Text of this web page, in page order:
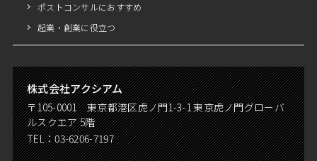
ポストコンサルにおすすめ
起業・創業に役立つ
株式会社アクシアム
〒105-0001 東京都港区虎ノ門1-3-1 東京虎ノ門グローバ
ルスクエア 5階
TEL：03-6206-7197